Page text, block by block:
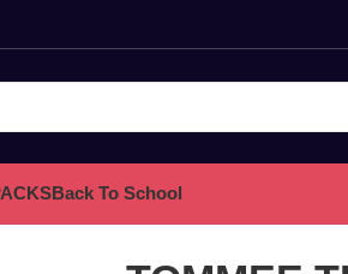
Back To School
SENSITIVE X2 BLEU / GRIS 6-18